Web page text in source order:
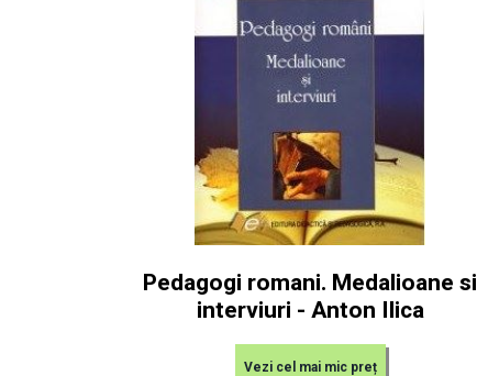
Pedagogi romani. Medalioane si
interviuri - Anton Ilica
Vezi cel mai mic preț